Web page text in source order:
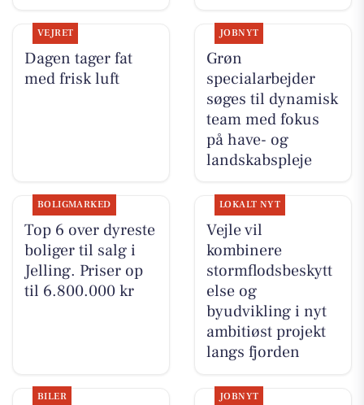
VEJRET
Dagen tager fat
med frisk luft
JOBNYT
Grøn
specialarbejder
søges til dynamisk
team med fokus
på have- og
landskabspleje
BOLIGMARKED
Top 6 over dyreste
boliger til salg i
Jelling. Priser op
til 6.800.000 kr
LOKALT NYT
Vejle vil
kombinere
stormflodsbeskytt
else og
byudvikling i nyt
ambitiøst projekt
langs fjorden
BILER JOBNYT